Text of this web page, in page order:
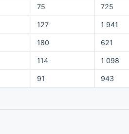
75 725
127 1 941
180 621
114 1 098
91 943